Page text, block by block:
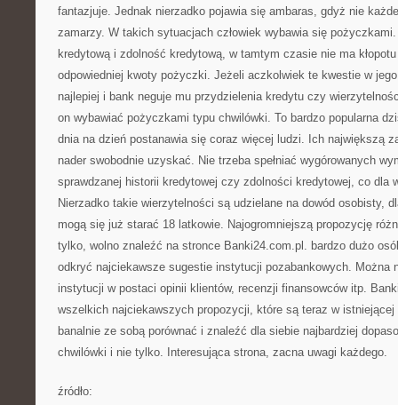
fantazjuje. Jednak nierzadko pojawia się ambaras, gdyż nie
zamarzy. W takich sytuacjach człowiek wybawia się
kredytową i zdolność kredytową, w tamtym czasie nie ma
odpowiedniej kwoty pożyczki. Jeżeli aczkolwiek te kwestie w
najlepiej i bank neguje mu przydzielenia kredytu czy
on wybawiać pożyczkami typu chwilówki. To bardzo popularna
dnia na dzień postanawia się coraz więcej ludzi. Ich największą
nader swobodnie uzyskać. Nie trzeba spełniać wygórowanych
sprawdzanej historii kredytowej czy zdolności kredytowej, co dla
Nierzadko takie wierzytelności są udzielane na dowód osobisty,
mogą się już starać 18 latkowie. Najogromniejszą propozycję
tylko, wolno znaleźć na stronce Banki24.com.pl. bardzo dużo
odkryć najciekawsze sugestie instytucji pozabankowych. Można
instytucji w postaci opinii klientów, recenzji finansowców itp.
wszelkich najciekawszych propozycji, które są teraz w
banalnie ze sobą porównać i znaleźć dla siebie najbardziej
chwilówki i nie tylko. Interesująca strona, zacna uwagi każdego.
źródło: